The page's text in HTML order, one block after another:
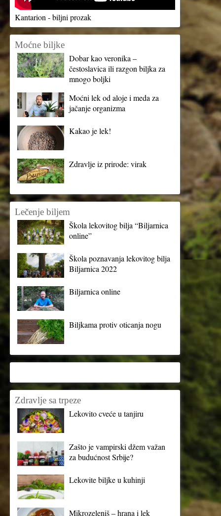
Kantarion - biljni prozak
Moćne biljke
Dobar kao veronika –
čestoslavica ili razgon biljka za
mnogo boljki
Moćni lek od aloje i meda za
jačanje organizma
Kakao je lek!
Zdravlje iz prirode: virak
Lečenje biljem
Škola lekovitog bilja “Biljarnica
online”
Škola poznavanja lekovitog bilja
Biljarnica 2022
Biljarnica online
Biljkama protiv oticanja nogu
Zdravlje sa trpeze
Lekovito cveće u tanjiru
Zašto je vampirski džem važan
za budućnost Srbije?
Lekovite biljke u kuhinji
Mikrozeleniš – hrana i lek